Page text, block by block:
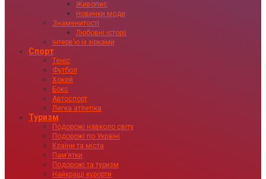
Живопис
Новинки моди
Знаменитості
Любовні історії
Інтервʼю із зірками
Спорт
Теніс
Футбол
Хокей
Бокс
Автоспорт
Легка атлетіка
Туризм
Подорожі навколо світу
Подорожі по Україні
Країни та міста
Пам’ятки
Подорожі та туризм
Найкращі курорти